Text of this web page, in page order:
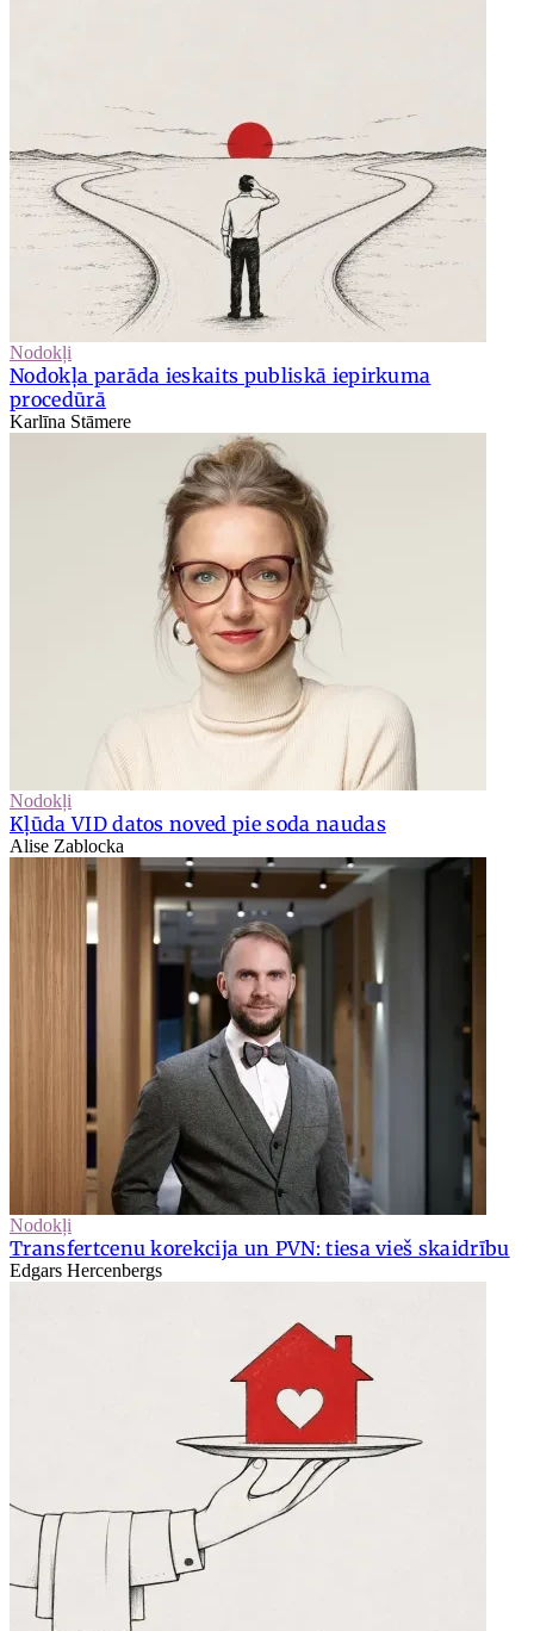
Nodokļi
Nodokļa parāda ieskaits publiskā iepirkuma
procedūrā
Karlīna Stāmere
Nodokļi
Kļūda VID datos noved pie soda naudas
Alise Zablocka
Nodokļi
Transfertcenu korekcija un PVN: tiesa vieš skaidrību
Edgars Hercenbergs